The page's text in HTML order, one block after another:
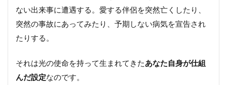
ない出来事に遭遇する。愛する伴侶を突然亡くしたり、
突然の事故にあってみたり、予期しない病気を宣告され
たりする。
それは光の使命を持って生まれてきたあなた自身が仕組
んだ設定なのです。